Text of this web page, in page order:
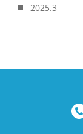
2025.3